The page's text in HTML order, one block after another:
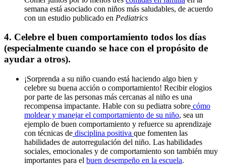
semana está asociado con niños más saludables, de acuerdo
con un estudio publicado en Pediatrics
4. Celebre el buen comportamiento todos los días
(especialmente cuando se hace con el propósito de
ayudar a otros).
¡Sorprenda a su niño cuando está haciendo algo bien y
celebre su buena acción o comportamiento! Recibir elogios
por parte de las personas más cercanas al niño es una
recompensa impactante. Hable con su pediatra sobre cómo
moldear y manejar el comportamiento de su niño, sea un
ejemplo de buen comportamiento y refuerce su aprendizaje
con técnicas de disciplina positiva que fomenten las
habilidades de autorregulación del niño. Las habilidades
sociales, emocionales y de comportamiento son también muy
importantes para el buen desempeño en la escuela.